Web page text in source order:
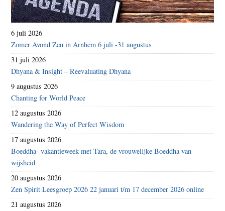
6 juli 2026
Zomer Avond Zen in Arnhem 6 juli -31 augustus
31 juli 2026
Dhyana & Insight – Reevaluating Dhyana
9 augustus 2026
Chanting for World Peace
12 augustus 2026
Wandering the Way of Perfect Wisdom
17 augustus 2026
Boeddha- vakantieweek met Tara, de vrouwelijke Boeddha van
wijsheid
20 augustus 2026
Zen Spirit Leesgroep 2026 22 januari t/m 17 december 2026 online
21 augustus 2026